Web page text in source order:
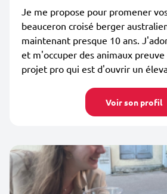
Je me propose pour promener
beauceron croisé berger
maintenant presque 10 ans.
et m'occuper des animaux
projet pro qui est d'ouvrir un
Voir son profil